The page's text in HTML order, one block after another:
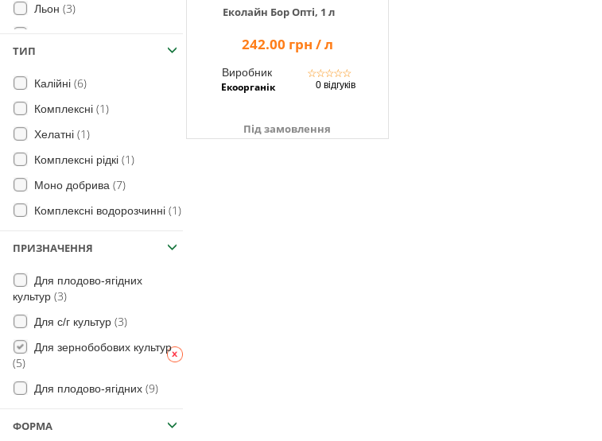
Льон (3)
для Сої(27)
для Цибулі (3)
Морква (3)
Овочі(34)
Плоди(11)
Яблуня(3)
Нут (1)
Жито(1)
ТИП
Калійні (6)
Комплексні (1)
Хелатні (1)
Комплексні рідкі (1)
Моно добрива (7)
Комплексні водорозчинні (1)
ПРИЗНАЧЕННЯ
Для плодово-ягідних
культур (3)
Для с/г культур (3)
Для зернобобових культур
(5)
Для плодово-ягідних (9)
ФОРМА
Еколайн Бор Опті, 1 л
242.00 грн / л
Виробник
Екоорганік
☆☆☆☆☆
0 відгуків
Під замовлення